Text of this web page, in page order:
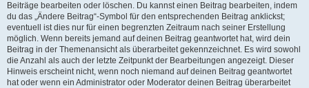
Beiträge bearbeiten oder löschen. Du kannst einen Beitrag bearbeiten, indem
du das „Ändere Beitrag“-Symbol für den entsprechenden Beitrag anklickst;
eventuell ist dies nur für einen begrenzten Zeitraum nach seiner Erstellung
möglich. Wenn bereits jemand auf deinen Beitrag geantwortet hat, wird dein
Beitrag in der Themenansicht als überarbeitet gekennzeichnet. Es wird sowohl
die Anzahl als auch der letzte Zeitpunkt der Bearbeitungen angezeigt. Dieser
Hinweis erscheint nicht, wenn noch niemand auf deinen Beitrag geantwortet
hat oder wenn ein Administrator oder Moderator deinen Beitrag überarbeitet